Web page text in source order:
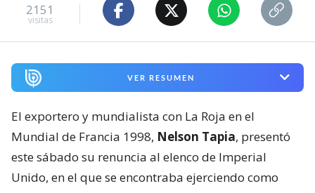
2151
visitas
VER RESUMEN
El exportero y mundialista con La Roja en el
Mundial de Francia 1998, Nelson Tapia, presentó
este sábado su renuncia al elenco de Imperial
Unido, en el que se encontraba ejerciendo como